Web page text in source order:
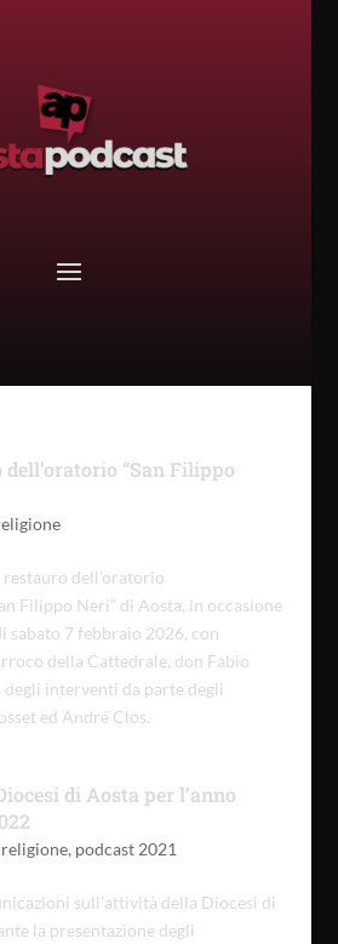
“San Filippo
restauro dell’oratorio
Filippo Neri” di Aosta, in occasione
sabato 7 febbraio 2026, con
della Cattedrale, don Fabio
interventi da parte degli
ed André Clos.
di Aosta per l’anno
religione, podcast 2021
sull’attività della Diocesi di
la presentazione degli